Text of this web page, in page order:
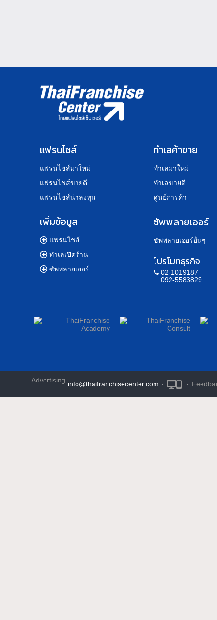
แฟรนไชส์
แฟรนไชส์มาใหม่
แฟรนไชส์ขายดี
แฟรนไชส์น่าลงทุน
เพิ่มข้อมูล
แฟรนไชส์
ทำเลเปิดร้าน
ซัพพลายเออร์
ทำเลค้าขาย
ทำเลมาใหม่
ทำเลขายดี
ศูนย์การค้า
ซัพพลายเออร์
ซัพพลายเออร์อื่นๆ
โปรโมทธุรกิจ
02-1019187
092-5583829
Advertising
:
info@thaifranchisecenter.com · ·